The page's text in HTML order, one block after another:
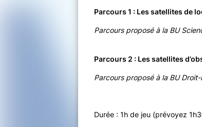
Parcours 1 : Les satellites de
Parcours proposé à la BU
Parcours 2 : Les satellites
Parcours proposé à la BU
Durée : 1h de jeu (prévoyez